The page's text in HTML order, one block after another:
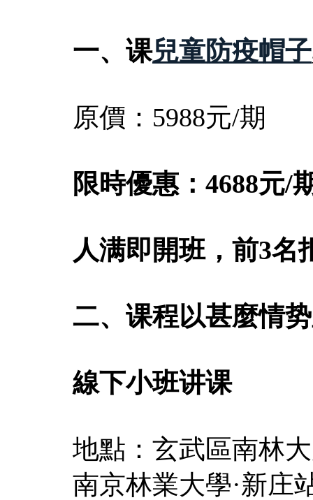
一、课兒童防疫帽子
原價：5988元/期
限時優惠：4688元/
人满即開班，前3名
二、课程以甚麼情
線下小班讲课
地點：玄武區南林
南京林業大學·新庄